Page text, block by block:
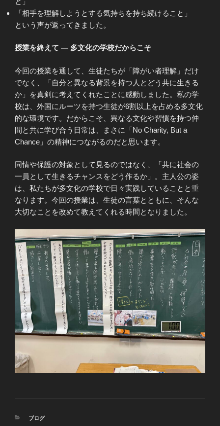
「相手を理解しようとする気持ちを持ち続けること」
という声が返ってきました。
授業を終えて ― 多文化の学校だからこそ
今回の授業を通して、生徒たちが「障がい者理解」だけ
でなく、「自分と異なる背景を持つ人とどう共に生きる
か」を真剣に考えてくれたことに感動しました。私の学
校は、外国にルーツを持つ生徒が6割以上を占める多文化
的な環境です。だからこそ、異なる文化や習慣を持つ仲
間と共に学び合う日常は、まさに「No Charity, But a
Chance」の精神につながるのだと思います。
同情や保護の対象として見るのではなく、「共に社会の
一員として生きるチャンスをどう作るか」。主人公の姿
は、私たちが多文化の学校で日々実践していることと重
なります。今回の授業は、生徒の言葉とともに、そんな
大切なことを改めて教えてくれる時間となりました。
カ
ブログ